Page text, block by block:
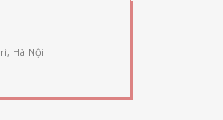
Hà Nội